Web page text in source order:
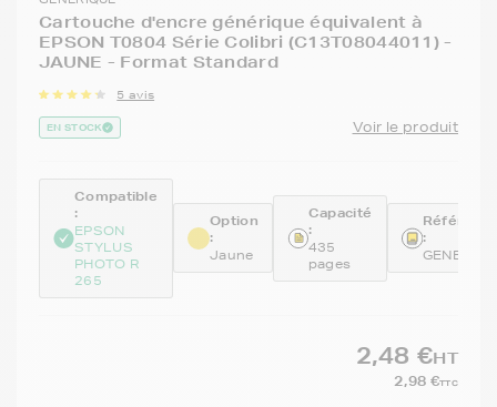
Cartouche d'encre générique équivalent à
EPSON T0804 Série Colibri (C13T08044011) -
JAUNE - Format Standard
5 avis
EN STOCK Voir le produit
Compatible
:
EPSON
STYLUS
PHOTO R
265
Option
:
Jaune
Capacité
:
435
pages
:
2,48 €HT
2,98 €TTC